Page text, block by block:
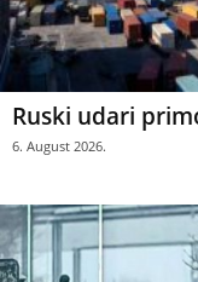
Ruski udari
6. August 2026.